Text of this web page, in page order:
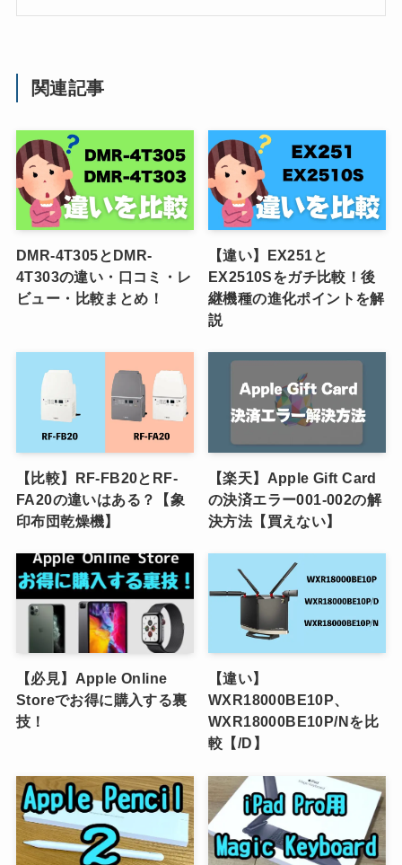
関連記事
DMR-4T305とDMR-
4T303の違い・口コミ・レ
ビュー・比較まとめ！
【違い】EX251と
EX2510Sをガチ比較！後
継機種の進化ポイントを解
説
【比較】RF-FB20とRF-
FA20の違いはある？【象
印布団乾燥機】
【楽天】Apple Gift Card
の決済エラー001-002の解
決方法【買えない】
【必見】Apple Online
Storeでお得に購入する裏
技！
【違い】
WXR18000BE10P、
WXR18000BE10P/Nを比
較【/D】